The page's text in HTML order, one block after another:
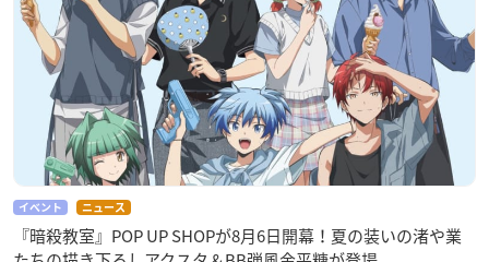
イベント ニュース
『暗殺教室』POP UP SHOPが8月6日開幕！夏の装いの渚や業